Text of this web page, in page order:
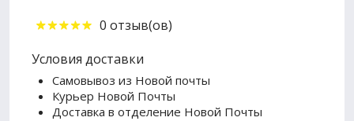
0 отзыв(ов)
Условия доставки
Самовывоз из Новой почты
Курьер Новой Почты
Доставка в отделение Новой Почты